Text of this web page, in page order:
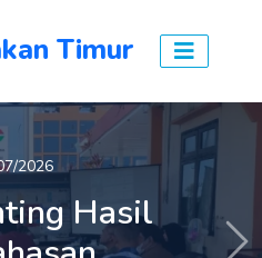
Timur
2026
Hasil
2026
Prioritas